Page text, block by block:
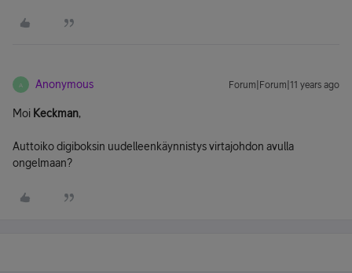
A Anonymous Forum|Forum|11 years ago
Moi Keckman,
Auttoiko digiboksin uudelleenkäynnistys virtajohdon avulla
ongelmaan?